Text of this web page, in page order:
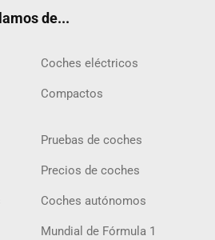
de...
Coches eléctricos
Compactos
Pruebas de coches
Precios de coches
Coches autónomos
Mundial de Fórmula 1